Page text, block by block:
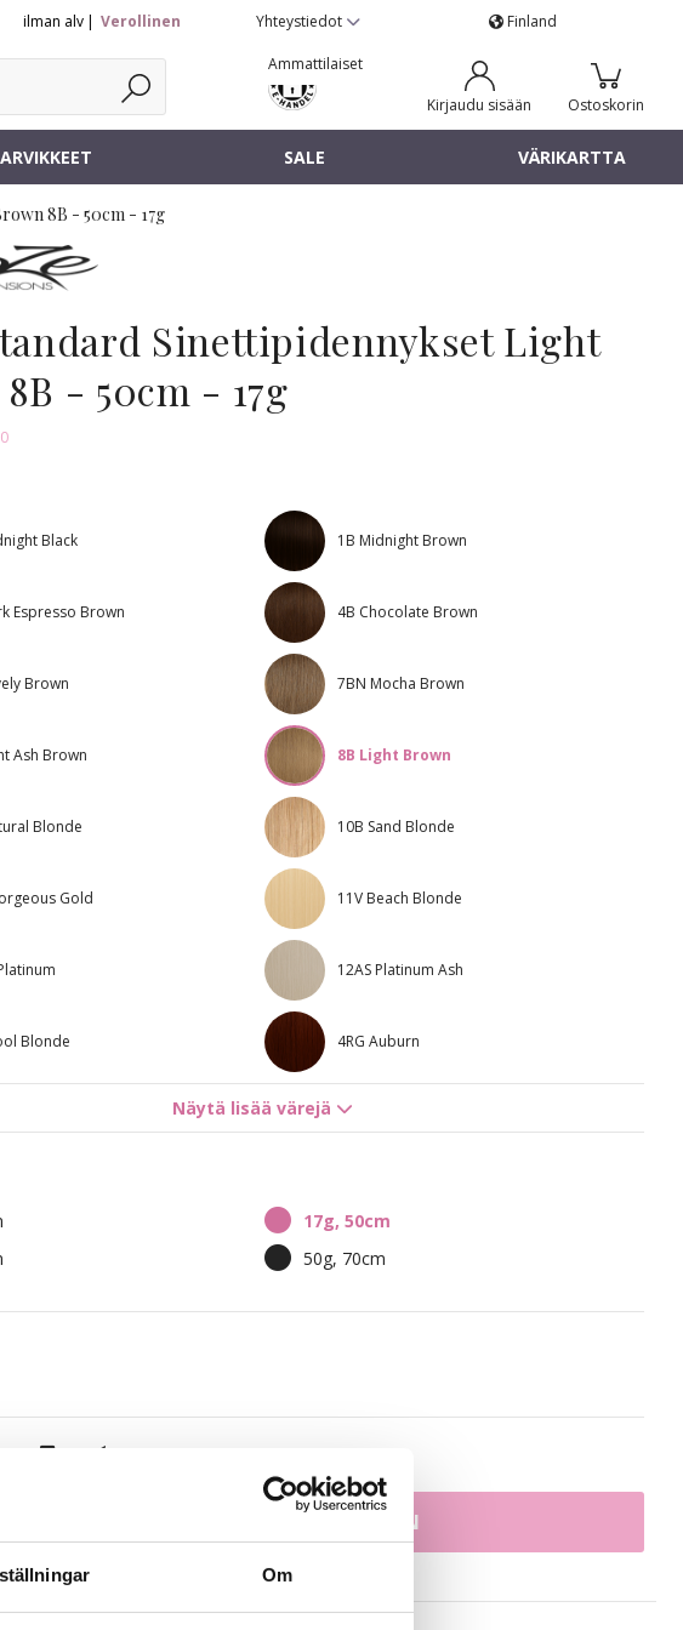
Om
ilman alv Verollinen Yhteystiedot
Ammattilaiset
Finland
Ostoskorin
Kirjaudu sisään
SALE VÄRIKARTTA
8B - 50cm - 17g
Sinettipidennykset Light
- 50cm - 17g
Black 1B Midnight Brown
Espresso Brown 4B Chocolate Brown
Brown 7BN Mocha Brown
Ash Brown 8B Light Brown
Blonde 10B Sand Blonde
Gold 11V Beach Blonde
12AS Platinum Ash
Blonde 4RG Auburn
8R Bright Red
Copper Brown
Sandy Brown Mix 8A/10NV Ash Mix
Näytä lisää värejä
17g, 50cm
50g, 70cm
LISÄÄ OSTOSKORIIN